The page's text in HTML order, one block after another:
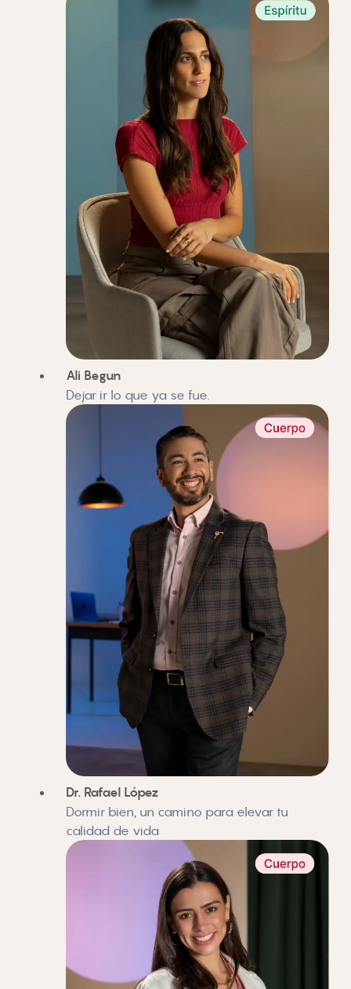
Ali Begun
Dejar ir lo que ya se fue.
Dr. Rafael López
Dormir bien, un camino para elevar tu
calidad de vida